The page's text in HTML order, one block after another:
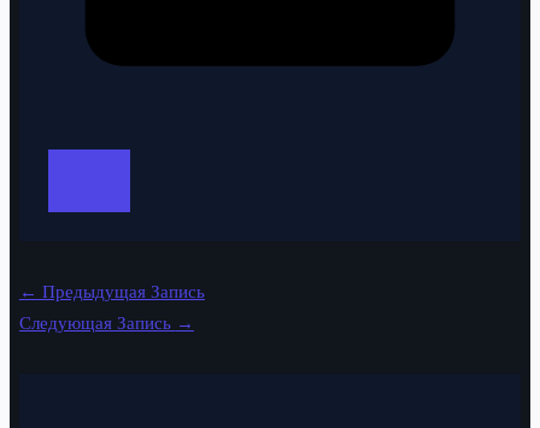
← Предыдущая Запись
Следующая Запись →